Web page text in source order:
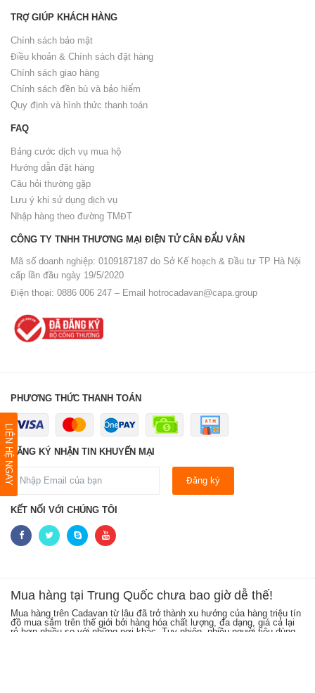
LIÊN HỆ NGAY
TRỢ GIÚP KHÁCH HÀNG
Chính sách bảo mật
Điều khoản & Chính sách đặt hàng
Chính sách giao hàng
Chính sách đền bù và bảo hiểm
Quy định và hình thức thanh toán
FAQ
Bảng cước dịch vụ mua hộ
Hướng dẫn đặt hàng
Câu hỏi thường gặp
Lưu ý khi sử dụng dịch vụ
Nhập hàng theo đường TMĐT
CÔNG TY TNHH THƯƠNG MẠI ĐIỆN TỬ CÂN ĐẨU VÂN
Mã số doanh nghiệp: 0109187187 do Sở Kế hoạch & Đầu tư TP Hà Nội
cấp lần đầu ngày 19/5/2020
Điện thoại: 0886 006 247 – Email
hotrocadavan@capa.group
PHƯƠNG THỨC THANH TOÁN
ĐĂNG KÝ NHẬN TIN KHUYẾN MẠI
Đăng ký
KẾT NỐI VỚI CHÚNG TÔI
Mua hàng tại Trung Quốc chưa bao giờ dễ thế!
Mua hàng trên Cadavan từ lâu đã trở thành xu hướng của hàng triệu tín
đồ mua sắm trên thế giới bởi hàng hóa chất lượng, đa dạng, giá cả lại
rẻ hơn nhiều so với những nơi khác. Tuy nhiên, nhiều người tiêu dùng